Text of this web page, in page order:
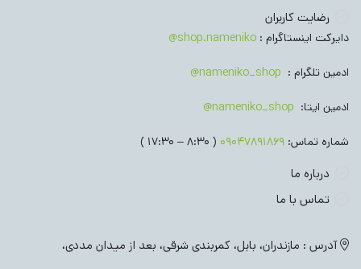
رضایت کاربران
دایرکت اینستاگرام : shop.nameniko@
ادمین تلگرام : nameniko_shop@
ادمین ایتا: nameniko_shop@
شماره تماس: 09047891869
( 8:30 – 17:30 )
درباره ما
تماس با ما
آدرس : مازندران، بابل، کمربندی شرقی، بعد از میدان مددی،